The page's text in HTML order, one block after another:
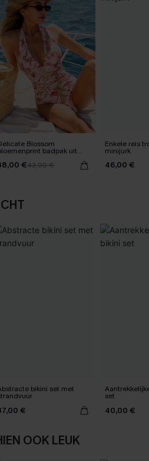
Blossom
badpak uit
€43,00 €
Enkele reis
minijurk
46,00 €
bikini set met
€
set
40,00 €
OOK LEUK